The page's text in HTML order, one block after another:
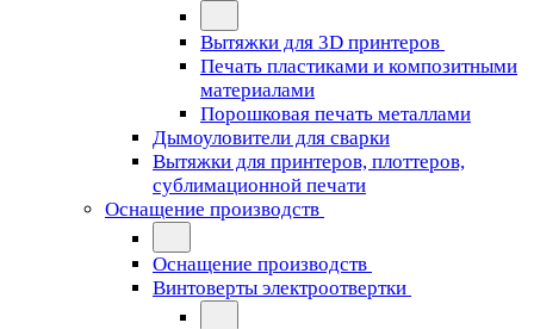
Вытяжки для 3D принтеров
Печать пластиками и композитными
материалами
Порошковая печать металлами
Дымоуловители для сварки
Вытяжки для принтеров, плоттеров,
сублимационной печати
Оснащение производств
Оснащение производств
Винтоверты электроотвертки